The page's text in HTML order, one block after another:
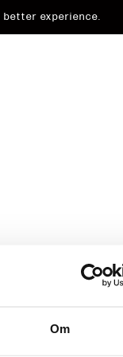
Om
experience.